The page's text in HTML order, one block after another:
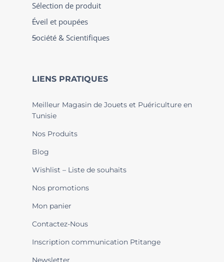
Sélection de produit
Éveil et poupées
Société & Scientifiques
LIENS PRATIQUES
Meilleur Magasin de Jouets et Puériculture en
Tunisie
Nos Produits
Blog
Wishlist – Liste de souhaits
Nos promotions
Mon panier
Contactez-Nous
Inscription communication Ptitange
Newsletter